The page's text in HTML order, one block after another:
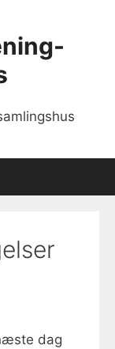
dag